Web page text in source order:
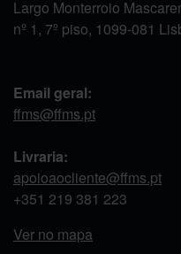
Largo Monterroio
nº 1, 7º piso, 1099-081
Email geral:
ffms@ffms.pt
Livraria:
apoioaocliente@ffms.pt
+351 219 381 223
Ver no mapa